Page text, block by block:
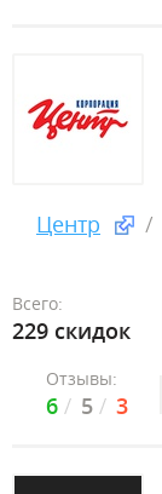
Центр
Всего:
229 скидок
Отзывы:
6 5 3